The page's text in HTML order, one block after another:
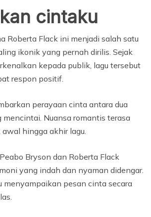
cintaku
Roberta Flack ini menjadi salah satu
ikonik yang pernah dirilis. Sejak
kepada publik, lagu tersebut
respon positif.
perayaan cinta antara dua
mencintai. Nuansa romantis terasa
hingga akhir lagu.
Bryson dan Roberta Flack
yang indah dan nyaman didengar.
menyampaikan pesan cinta secara